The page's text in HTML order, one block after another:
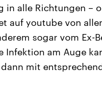
alle Richtungen –
auf youtube von
sogar vom Ex-
Infektion am Auge
mit